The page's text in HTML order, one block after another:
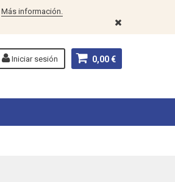
Más información.
0,00 €
Iniciar sesión